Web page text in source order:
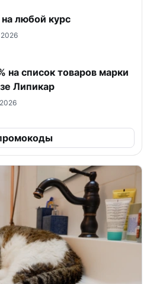
любой курс
на список товаров марки
Липикар